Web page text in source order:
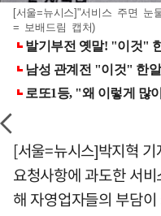
[서울=뉴시스]"서비스 주면
= 보배드림 캡처)
[서울=뉴시스]박지혁
요청사항에 과도한 서
해 자영업자들의 부담